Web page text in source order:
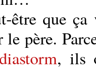
être que
le père.
, ils